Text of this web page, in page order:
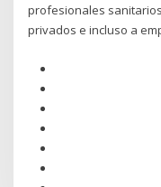
profesionales
privados e incluso a